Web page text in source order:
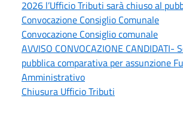
2026 l’Ufficio Tributi sarà chiuso al
Convocazione Consiglio Comunale
Convocazione Consiglio comunale
AVVISO CONVOCAZIONE CANDIDATI-
pubblica comparativa per assunzione
Amministrativo
Chiusura Ufficio Tributi